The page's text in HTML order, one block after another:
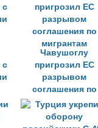
с
Чавушоглу
пригрозил ЕС
разрывом
соглашения по
мигрантам